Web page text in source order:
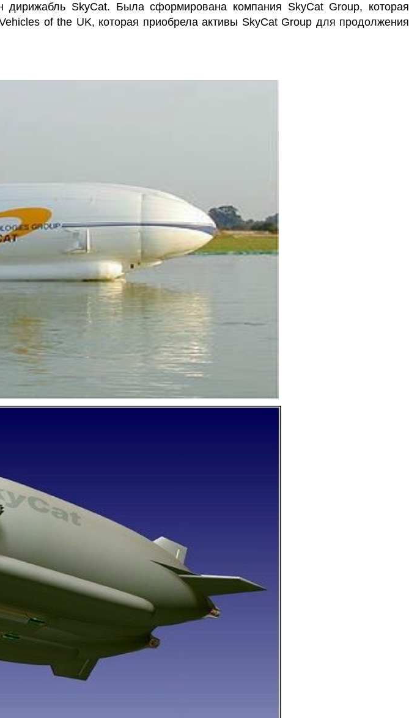
дирижабль SkyCat. Была сформирована компания SkyCat Group, которая
of the UK, которая приобрела активы SkyCat Group для продолжения